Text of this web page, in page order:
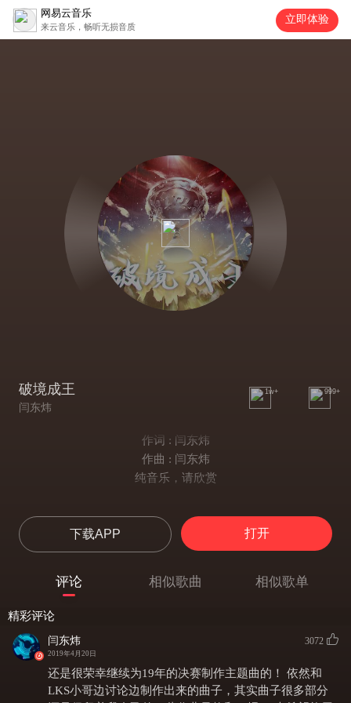
网易云音乐
来云音乐，畅听无损音质
立即体验
破境成王
闫东炜
1w+ 999+
作词 : 闫东炜
作曲 : 闫东炜
纯音乐，请欣赏
下载APP 打开
评论 相似歌曲 相似歌单
精彩评论
闫东炜
2019年4月20日
3072
还是很荣幸继续为19年的决赛制作主题曲的！ 依然和
LKS小哥边讨论边制作出来的曲子，其实曲子很多部分